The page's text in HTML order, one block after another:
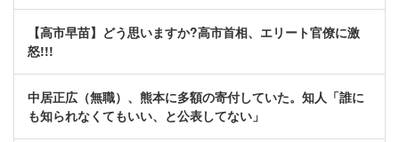
【高市早苗】どう思いますか?高市首相、エリート官僚に激
怒!!!
中居正広（無職）、熊本に多額の寄付していた。知人「誰に
も知られなくてもいい、と公表してない」